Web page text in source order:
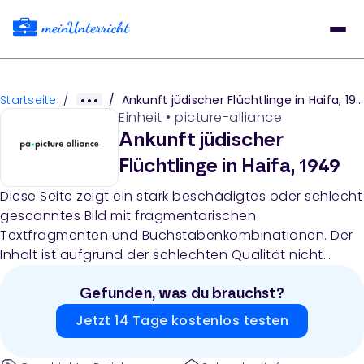
Startseite / / Ankunft jüdischer Flüchtlinge in Haifa, 1949
Einheit • picture-alliance
Ankunft jüdischer
Flüchtlinge in Haifa, 1949
Diese Seite zeigt ein stark beschädigtes oder schlecht
gescanntes Bild mit fragmentarischen
Textfragmenten und Buchstabenkombinationen. Der
Inhalt ist aufgrund der schlechten Qualität nicht
Verweise auf Unterrichtsmaterialien mit Bildnachweis
(picture-alliance) und Nutzungsbedingungen.
Gefunden, was du brauchst?
Jetzt 14 Tage kostenlos testen